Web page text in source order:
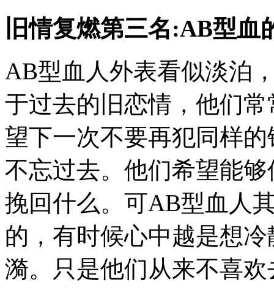
旧情复燃第三名:AB型血
AB型血人外表看似淡泊
于过去的旧恋情，他们
望下一次不要再犯同样
不忘过去。他们希望能
挽回什么。可AB型血人
的，有时候心中越是想
漪。只是他们从来不喜